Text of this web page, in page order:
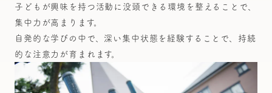
子どもが興味を持つ活動に没頭できる環境を整えることで、
集中力が高まります。
自発的な学びの中で、深い集中状態を経験することで、持続
的な注意力が育まれます。